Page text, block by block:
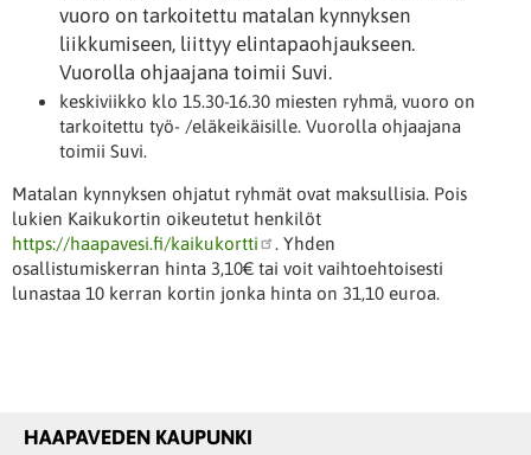
vuoro on tarkoitettu matalan kynnyksen
liikkumiseen, liittyy elintapaohjaukseen.
Vuorolla ohjaajana toimii Suvi.
keskiviikko klo 15.30-16.30 miesten ryhmä, vuoro on
tarkoitettu työ- /eläkeikäisille. Vuorolla ohjaajana
toimii Suvi.
Matalan kynnyksen ohjatut ryhmät ovat maksullisia. Pois
lukien Kaikukortin oikeutetut henkilöt
https://haapavesi.fi/kaikukortti
. Yhden
osallistumiskerran hinta 3,10€ tai voit vaihtoehtoisesti
lunastaa 10 kerran kortin jonka hinta on 31,10 euroa.
HAAPAVEDEN KAUPUNKI